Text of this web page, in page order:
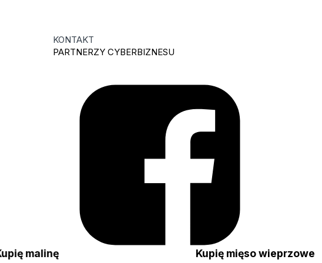
Kupię malinę Kupię mięso wieprzowe
KONTAKT
PARTNERZY CYBERBIZNESU